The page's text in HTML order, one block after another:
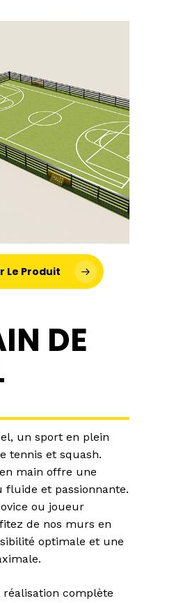
Le Produit
DE
un sport en plein
tennis et squash.
main offre une
fluide et passionnante.
ou joueur
de nos murs en
optimale et une
réalisation complète